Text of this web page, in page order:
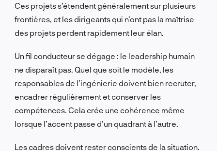
Ces projets s’étendent généralement sur plusieurs
frontières, et les dirigeants qui n’ont pas la maîtrise
des projets perdent rapidement leur élan.
Un fil conducteur se dégage : le leadership humain
ne disparaît pas. Quel que soit le modèle, les
responsables de l’ingénierie doivent bien recruter,
encadrer régulièrement et conserver les
compétences. Cela crée une cohérence même
lorsque l’accent passe d’un quadrant à l’autre.
Les cadres doivent rester conscients de la situation.